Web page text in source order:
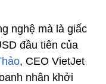
nghệ mà là giấc
đầu tiên của
, CEO VietJet
nhân khởi